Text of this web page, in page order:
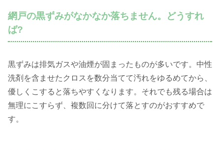
網戸の黒ずみがなかなか落ちません。どうすれ
ば?
黒ずみは排気ガスや油煙が固まったものが多いです。中性
洗剤を含ませたクロスを数分当てて汚れをゆるめてから、
優しくこすると落ちやすくなります。それでも残る場合は
無理にこすらず、複数回に分けて落とすのがおすすめで
す。